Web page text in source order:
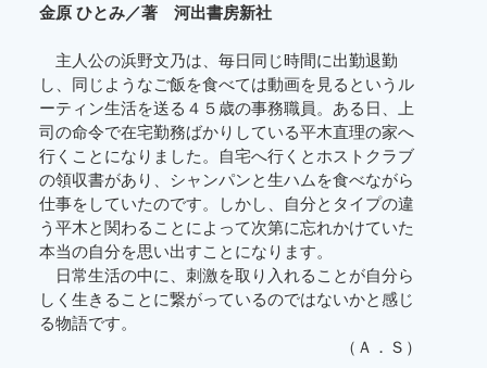
金原 ひとみ／著 河出書房新社
主人公の浜野文乃は、毎日同じ時間に出勤退勤
し、同じようなご飯を食べては動画を見るというル
ーティン生活を送る４５歳の事務職員。ある日、上
司の命令で在宅勤務ばかりしている平木直理の家へ
行くことになりました。自宅へ行くとホストクラブ
の領収書があり、シャンパンと生ハムを食べながら
仕事をしていたのです。しかし、自分とタイプの違
う平木と関わることによって次第に忘れかけていた
本当の自分を思い出すことになります。
日常生活の中に、刺激を取り入れることが自分ら
しく生きることに繋がっているのではないかと感じ
る物語です。
（Ａ．Ｓ）